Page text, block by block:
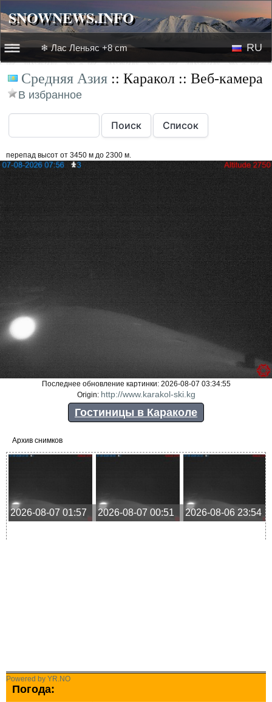
SNOWNEWS.INFO
☰☰
Новости
Лыжное видео
❄ Лас Леньяс +8 cm RU
EN
Средняя Азия :: Каракол :: Веб-камера
В избранное
перепад высот от 3450 м до 2300 м.
Последнее обновление картинки: 2026-08-07 03:34:55
Origin: http://www.karakol-ski.kg
Гостиницы в Караколе
Архив снимков
2026-08-07 01:57 2026-08-07 00:51 2026-08-06 23:54
Powered by YR.NO
Погода: